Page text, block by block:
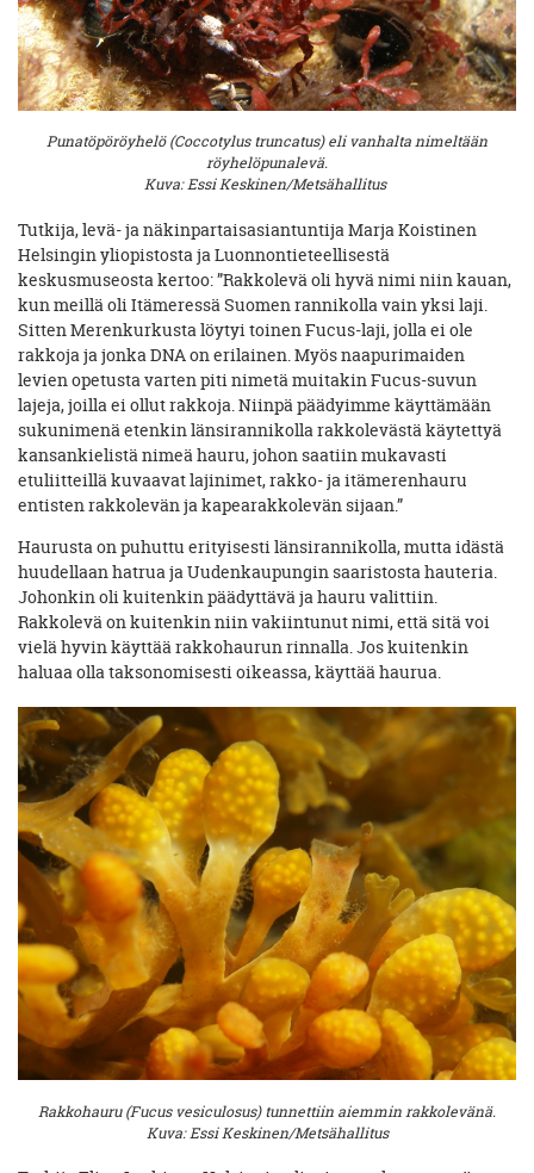
Punatöpöröyhelö (Coccotylus truncatus) eli vanhalta nimeltään
röyhelöpunalevä.
Kuva: Essi Keskinen/Metsähallitus
Tutkija, levä- ja näkinpartaisasiantuntija Marja Koistinen
Helsingin yliopistosta ja Luonnontieteellisestä
keskusmuseosta kertoo: ”Rakkolevä oli hyvä nimi niin kauan,
kun meillä oli Itämeressä Suomen rannikolla vain yksi laji.
Sitten Merenkurkusta löytyi toinen Fucus-laji, jolla ei ole
rakkoja ja jonka DNA on erilainen. Myös naapurimaiden
levien opetusta varten piti nimetä muitakin Fucus-suvun
lajeja, joilla ei ollut rakkoja. Niinpä päädyimme käyttämään
sukunimenä etenkin länsirannikolla rakkolevästä käytettyä
kansankielistä nimeä hauru, johon saatiin mukavasti
etuliitteillä kuvaavat lajinimet, rakko- ja itämerenhauru
entisten rakkolevän ja kapearakkolevän sijaan.”
Haurusta on puhuttu erityisesti länsirannikolla, mutta idästä
huudellaan hatrua ja Uudenkaupungin saaristosta hauteria.
Johonkin oli kuitenkin päädyttävä ja hauru valittiin.
Rakkolevä on kuitenkin niin vakiintunut nimi, että sitä voi
vielä hyvin käyttää rakkohaurun rinnalla. Jos kuitenkin
haluaa olla taksonomisesti oikeassa, käyttää haurua.
Rakkohauru (Fucus vesiculosus) tunnettiin aiemmin rakkolevänä.
Kuva: Essi Keskinen/Metsähallitus